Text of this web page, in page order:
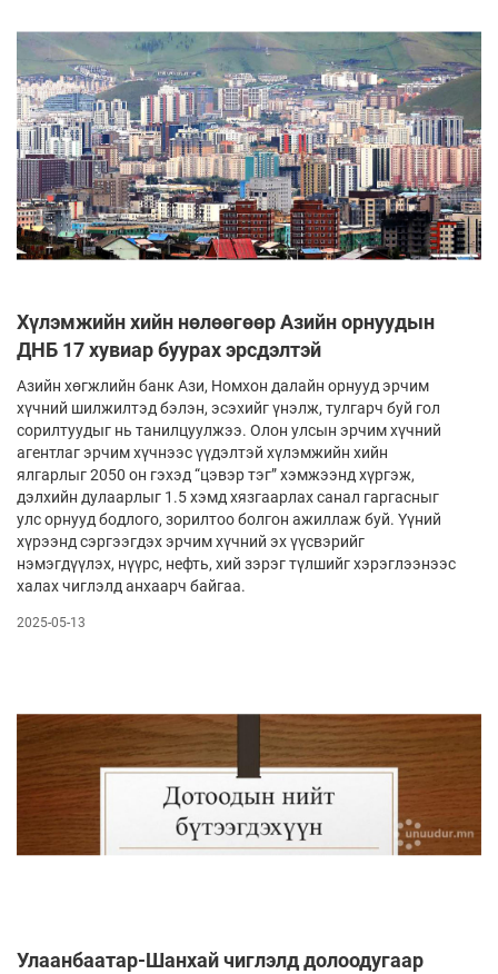
Хүлэмжийн хийн нөлөөгөөр Азийн орнуудын
ДНБ 17 хувиар буурах эрсдэлтэй
Азийн хөгжлийн банк Ази, Номхон далайн орнууд эрчим
хүчний шилжилтэд бэлэн, эсэхийг үнэлж, тулгарч буй гол
сорилтуудыг нь танилцуулжээ. Олон улсын эрчим хүчний
агентлаг эрчим хүчнээс үүдэлтэй хүлэмжийн хийн
ялгарлыг 2050 он гэхэд “цэвэр тэг” хэмжээнд хүргэж,
дэлхийн дулаарлыг 1.5 хэмд хязгаарлах санал гаргасныг
улс орнууд бодлого, зорилтоо болгон ажиллаж буй. Үүний
хүрээнд сэргээгдэх эрчим хүчний эх үүсвэрийг
нэмэгдүүлэх, нүүрс, нефть, хий зэрэг түлшийг хэрэглээнээс
халах чиглэлд анхаарч байгаа.
2025-05-13
Улаанбаатар-Шанхай чиглэлд долоодугаар